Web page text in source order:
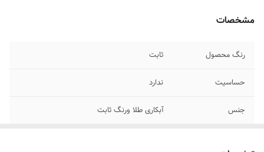
مشخصات
رنگ محصول ثابت
حساسیت ندارد
جنس آبکاری طلا ورنگ ثابت